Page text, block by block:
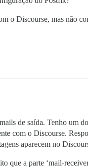
o Discourse, mas não
de saída. Tenho um
com o Discourse.
aparecem no
que a parte ‘mail-